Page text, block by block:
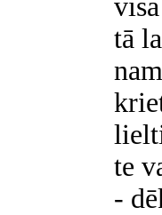
tā
te
-